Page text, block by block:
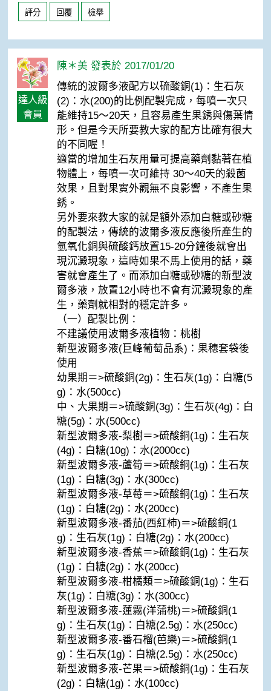
評分 回覆 檢舉
達人級
會員
陳＊美 發表於 2017/01/20
傳統的波爾多液配方以硫酸銅(1)：生石灰
(2)：水(200)的比例配製完成，每噴一次只
能維持15～20天，且容易產生果銹與傷葉情
形。但是今天所要教大家的配方比確有很大
的不同喔！
適當的增加生石灰用量可提高藥劑黏著在植
物體上，每噴一次可維持 30～40天的殺菌
效果，且對果實外觀無不良影響，不產生果
銹。
另外要來教大家的就是額外添加白糖或砂糖
的配製法，傳統的波爾多液反應後所產生的
氫氧化銅與硫酸鈣放置15-20分鐘後就會出
現沉澱現象，這時如果不馬上使用的話，藥
害就會產生了。而添加白糖或砂糖的新型波
爾多液，放置12小時也不會有沉澱現象的產
生，藥劑就相對的穩定許多。
（一）配製比例：
不建議使用波爾多液植物：桃樹
新型波爾多液(巨峰葡萄品系)：果穗套袋後
使用
幼果期＝>硫酸銅(2g)：生石灰(1g)：白糖(5
g)：水(500cc)
中、大果期＝>硫酸銅(3g)：生石灰(4g)：白
糖(5g)：水(500cc)
新型波爾多液-梨樹＝>硫酸銅(1g)：生石灰
(4g)：白糖(10g)：水(2000cc)
新型波爾多液-蘆筍＝>硫酸銅(1g)：生石灰
(1g)：白糖(3g)：水(300cc)
新型波爾多液-草莓＝>硫酸銅(1g)：生石灰
(1g)：白糖(2g)：水(200cc)
新型波爾多液-番茄(西紅柿)＝>硫酸銅(1
g)：生石灰(1g)：白糖(2g)：水(200cc)
新型波爾多液-香蕉＝>硫酸銅(1g)：生石灰
(1g)：白糖(2g)：水(200cc)
新型波爾多液-柑橘類＝>硫酸銅(1g)：生石
灰(1g)：白糖(3g)：水(300cc)
新型波爾多液-蓮霧(洋蒲桃)＝>硫酸銅(1
g)：生石灰(1g)：白糖(2.5g)：水(250cc)
新型波爾多液-番石榴(芭樂)＝>硫酸銅(1
g)：生石灰(1g)：白糖(2.5g)：水(250cc)
新型波爾多液-芒果＝>硫酸銅(1g)：生石灰
(2g)：白糖(1g)：水(100cc)